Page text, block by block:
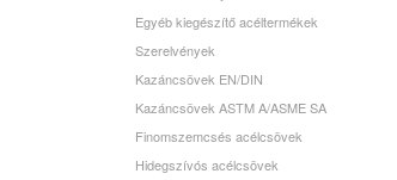
Egyéb kiegészítő acéltermékek
Szerelvények
Kazáncsövek EN/DIN
Kazáncsövek ASTM A/ASME SA
Finomszemcsés acélcsövek
Hidegszívós acélcsövek